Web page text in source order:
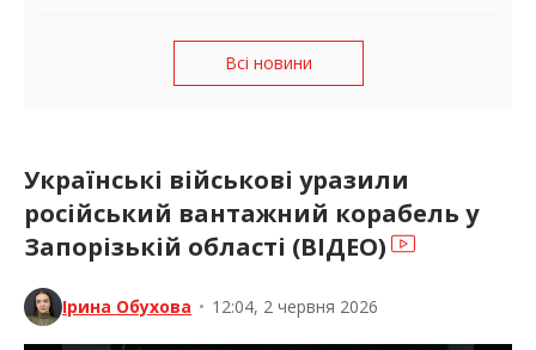
Всі новини
Українські військові уразили
російський вантажний корабель у
Запорізькій області (ВІДЕО)
Ірина Обухова • 12:04, 2 червня 2026